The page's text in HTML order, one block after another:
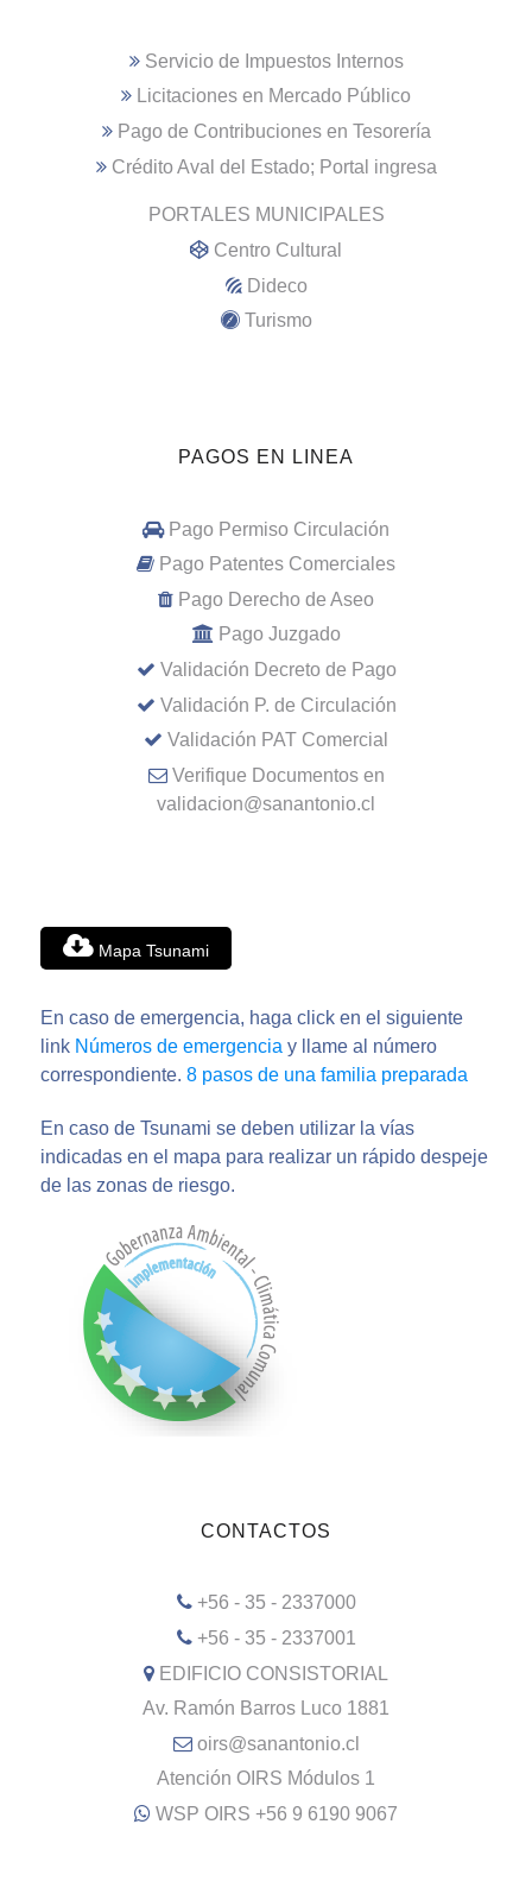
Servicio de Impuestos Internos
Licitaciones en Mercado Público
Pago de Contribuciones en Tesorería
Crédito Aval del Estado; Portal ingresa
PORTALES MUNICIPALES
Centro Cultural
Dideco
Turismo
PAGOS EN LINEA
Pago Permiso Circulación
Pago Patentes Comerciales
Pago Derecho de Aseo
Pago Juzgado
Validación Decreto de Pago
Validación P. de Circulación
Validación PAT Comercial
Verifique Documentos en
validacion@sanantonio.cl
Mapa Tsunami
En caso de emergencia, haga click en el siguiente
link Números de emergencia y llame al número
correspondiente. 8 pasos de una familia preparada
En caso de Tsunami se deben utilizar la vías
indicadas en el mapa para realizar un rápido despeje
de las zonas de riesgo.
CONTACTOS
+56 - 35 - 2337000
+56 - 35 - 2337001
EDIFICIO CONSISTORIAL
Av. Ramón Barros Luco 1881
oirs@sanantonio.cl
Atención OIRS Módulos 1
WSP OIRS +56 9 6190 9067